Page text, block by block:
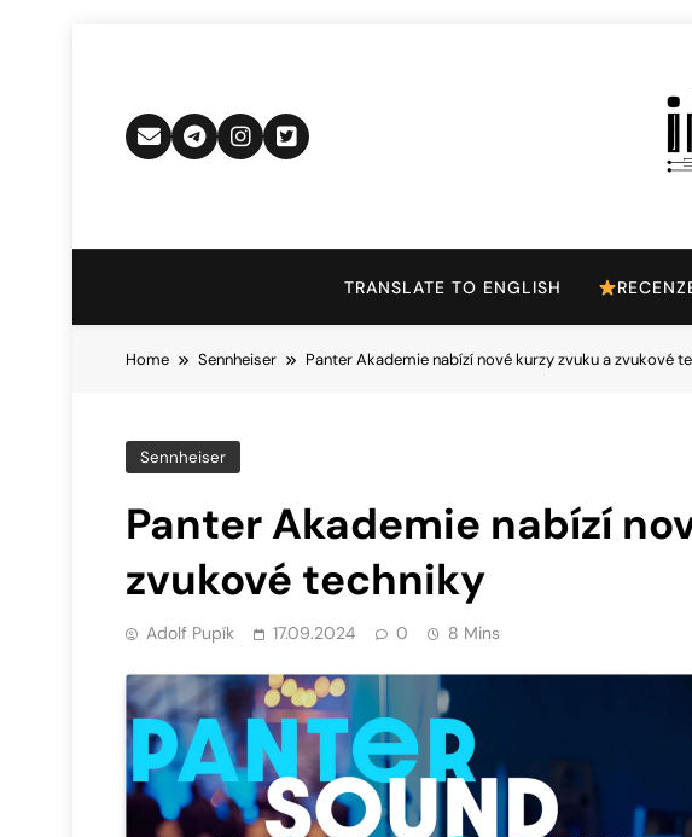
TRANSLATE TO ENGLISH
Home Sennheiser Panter Akademie nabízí nové kurzy zvuku a zvukové
Sennheiser
Panter Akademie nabízí
zvukové techniky
Adolf Pupík 17.09.2024 0 8 Mins